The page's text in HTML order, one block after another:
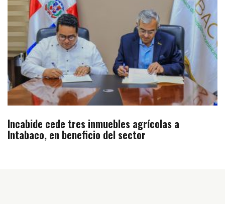
Incabide cede tres inmuebles agrícolas a
Intabaco, en beneficio del sector